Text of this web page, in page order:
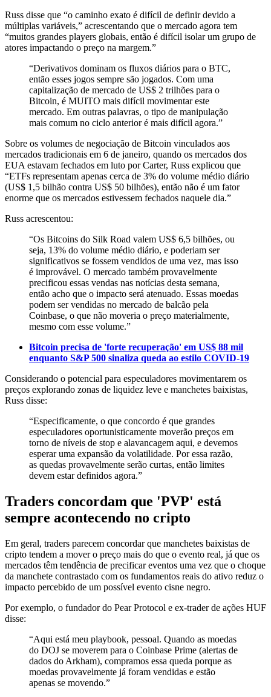
Russ disse que “o caminho exato é difícil de definir devido a
múltiplas variáveis,” acrescentando que o mercado agora tem
“muitos grandes players globais, então é difícil isolar um grupo de
atores impactando o preço na margem.”
“Derivativos dominam os fluxos diários para o BTC,
então esses jogos sempre são jogados. Com uma
capitalização de mercado de US$ 2 trilhões para o
Bitcoin, é MUITO mais difícil movimentar este
mercado. Em outras palavras, o tipo de manipulação
mais comum no ciclo anterior é mais difícil agora.”
Sobre os volumes de negociação de Bitcoin vinculados aos
mercados tradicionais em 6 de janeiro, quando os mercados dos
EUA estavam fechados em luto por Carter, Russ explicou que
“ETFs representam apenas cerca de 3% do volume médio diário
(US$ 1,5 bilhão contra US$ 50 bilhões), então não é um fator
enorme que os mercados estivessem fechados naquele dia.”
Russ acrescentou:
“Os Bitcoins do Silk Road valem US$ 6,5 bilhões, ou
seja, 13% do volume médio diário, e poderiam ser
significativos se fossem vendidos de uma vez, mas isso
é improvável. O mercado também provavelmente
precificou essas vendas nas notícias desta semana,
então acho que o impacto será atenuado. Essas moedas
podem ser vendidas no mercado de balcão pela
Coinbase, o que não moveria o preço materialmente,
mesmo com esse volume.”
Bitcoin precisa de 'forte recuperação' em US$ 88 mil
enquanto S&P 500 sinaliza queda ao estilo COVID-19
Considerando o potencial para especuladores movimentarem os
preços explorando zonas de liquidez leve e manchetes baixistas,
Russ disse:
“Especificamente, o que concordo é que grandes
especuladores oportunisticamente moverão preços em
torno de níveis de stop e alavancagem aqui, e devemos
esperar uma expansão da volatilidade. Por essa razão,
as quedas provavelmente serão curtas, então limites
devem estar definidos agora.”
Traders concordam que 'PVP' está
sempre acontecendo no cripto
Em geral, traders parecem concordar que manchetes baixistas de
cripto tendem a mover o preço mais do que o evento real, já que os
mercados têm tendência de precificar eventos uma vez que o choque
da manchete contrastado com os fundamentos reais do ativo reduz o
impacto percebido de um possível evento cisne negro.
Por exemplo, o fundador do Pear Protocol e ex-trader de ações HUF
disse:
“Aqui está meu playbook, pessoal. Quando as moedas
do DOJ se moverem para o Coinbase Prime (alertas de
dados do Arkham), compramos essa queda porque as
moedas provavelmente já foram vendidas e estão
apenas se movendo.”